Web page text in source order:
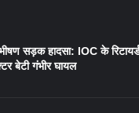
सड़क हादसा: IOC के
बेटी गंभीर घायल